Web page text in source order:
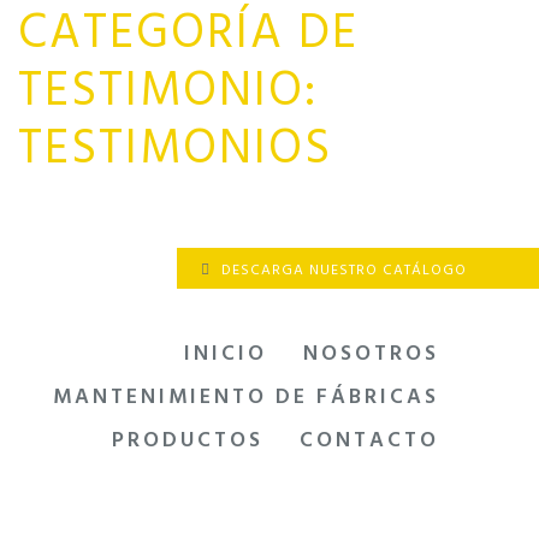
Saltar
contenido
DESCARGA NUESTRO CATÁLOGO
INICIO
NOSOTROS
MANTENIMIENTO DE FÁBRICAS
PRODUCTOS
CONTACTO
CATEGORÍA DE
TESTIMONIO:
TESTIMONIOS